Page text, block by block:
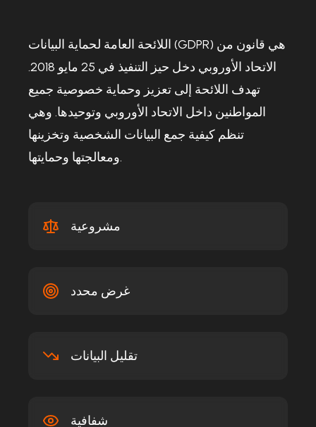
اللائحة العامة لحماية البيانات (GDPR) هي قانون من
الاتحاد الأوروبي دخل حيز التنفيذ في 25 مايو 2018.
تهدف اللائحة إلى تعزيز وحماية خصوصية جميع
المواطنين داخل الاتحاد الأوروبي وتوحيدها. وهي
تنظم كيفية جمع البيانات الشخصية وتخزينها
ومعالجتها وحمايتها.
مشروعية
غرض محدد
تقليل البيانات
شفافية